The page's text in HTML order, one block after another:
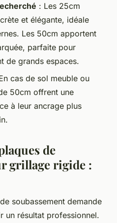
: Les 25cm
et élégante, idéale
Les 50cm apportent
parfaite pour
de grands espaces.
cas de sol meuble ou
50cm offrent une
à leur ancrage plus
de
grillage rigide :
soubassement demande
un résultat professionnel.